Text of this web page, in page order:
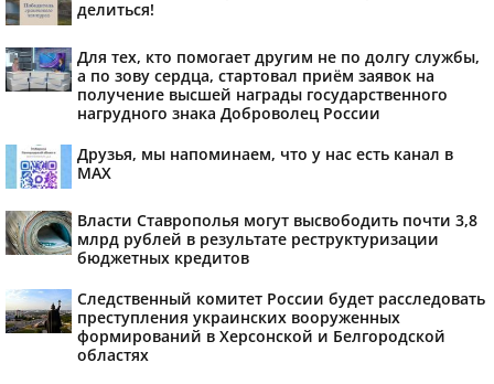
делиться!
Для тех, кто помогает другим не по долгу службы,
а по зову сердца, стартовал приём заявок на
получение высшей награды государственного
нагрудного знака Доброволец России
Друзья, мы напоминаем, что у нас есть канал в
МАХ
Власти Ставрополья могут высвободить почти 3,8
млрд рублей в результате реструктуризации
бюджетных кредитов
Следственный комитет России будет расследовать
преступления украинских вооруженных
формирований в Херсонской и Белгородской
областях